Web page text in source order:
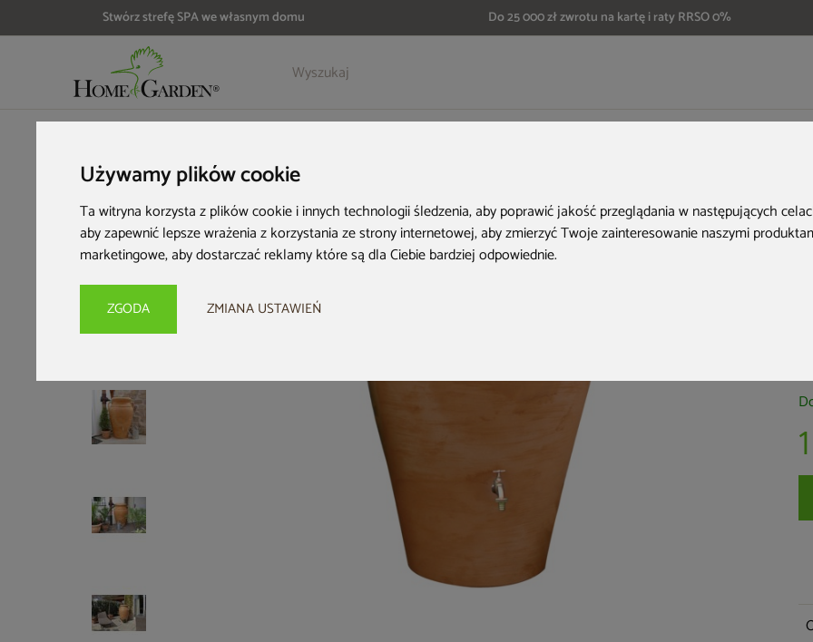
Używamy plików cookie
Ta witryna korzysta z plików cookie i innych technologii śledzenia, aby poprawić jakość przeglądania w następujących
aby zapewnić lepsze wrażenia z korzystania ze strony internetowej,aby zmierzyć Twoje zainteresowanie naszymi
marketingowe,aby dostarczać reklamy które są dla Ciebie bardziej odpowiednie.
ZGODA ZMIANA USTAWIEŃ
Stwórz strefę SPA we własnym domu Do 25 000 zł zwrotu na kartę i raty RRSO 0%
Szczegóły Opinie Akcesoria